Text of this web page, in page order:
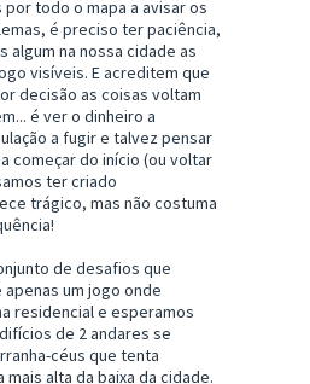
todo o mapa a avisar os
é preciso ter paciência,
algum na nossa cidade as
visíveis. E acreditem que
decisão as coisas voltam
é ver o dinheiro a
a fugir e talvez pensar
começar do início (ou voltar
ter criado
trágico, mas não costuma
de desafios que
um jogo onde
residencial e esperamos
de 2 andares se
céus que tenta
alta da baixa da cidade.